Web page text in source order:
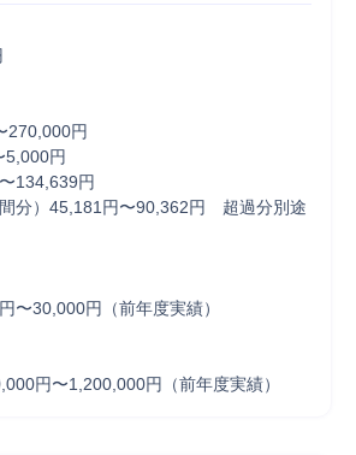
270,000円
5,000円
134,639円
分）45,181円〜90,362円　超過分別途
〜30,000円（前年度実績）
円〜1,200,000円（前年度実績）